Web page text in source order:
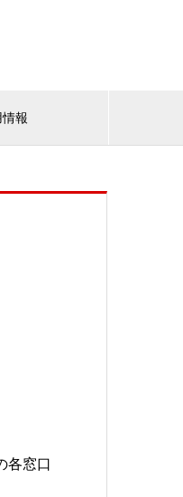
報
各窓口